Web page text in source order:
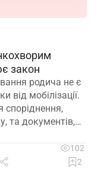
закон
родича не є
від мобілізації.
споріднення,
та документів,
102
2